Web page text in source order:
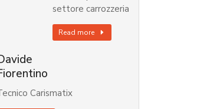
settore carrozzeria
Read more
Carismatix